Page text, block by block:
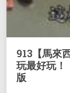
913【馬來
玩最好玩！
版